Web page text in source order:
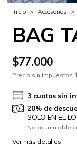
Inicio > Accesories >
BAG
$77.000
Precio sin impuestos
3 cuotas sin
20% de
SOLO EN EL
No acumulable
Ver más detalles